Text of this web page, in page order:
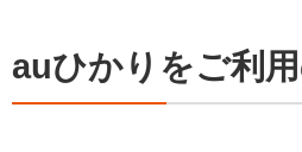
auひかりをご利